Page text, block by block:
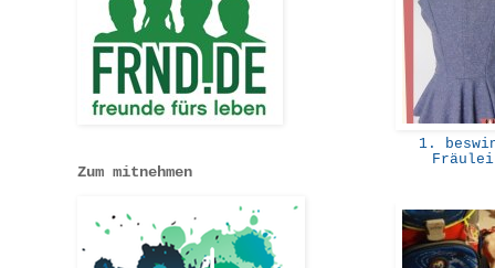
1.
Zum mitnehmen